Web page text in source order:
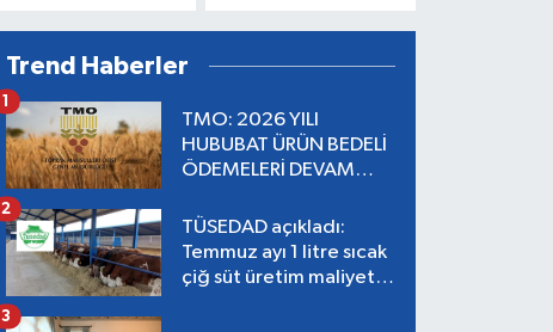
Trend Haberler
TMO: 2026 YILI
HUBUBAT ÜRÜN BEDELİ
ÖDEMELERİ DEVAM
1
TÜSEDAD açıkladı:
Temmuz ayı 1 litre sıcak
çiğ süt üretim maliyeti
2
3